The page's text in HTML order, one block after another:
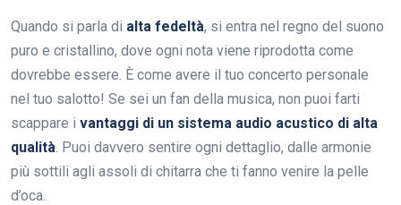
Quando si parla di alta fedeltà, si entra nel regno del suono
puro e cristallino, dove ogni nota viene riprodotta come
dovrebbe essere. È come avere il tuo concerto personale
nel tuo salotto! Se sei un fan della musica, non puoi farti
scappare i vantaggi di un sistema audio acustico di alta
qualità. Puoi davvero sentire ogni dettaglio, dalle armonie
più sottili agli assoli di chitarra che ti fanno venire la pelle
d’oca.